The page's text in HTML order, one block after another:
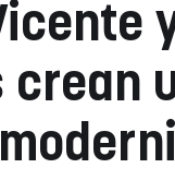
crean